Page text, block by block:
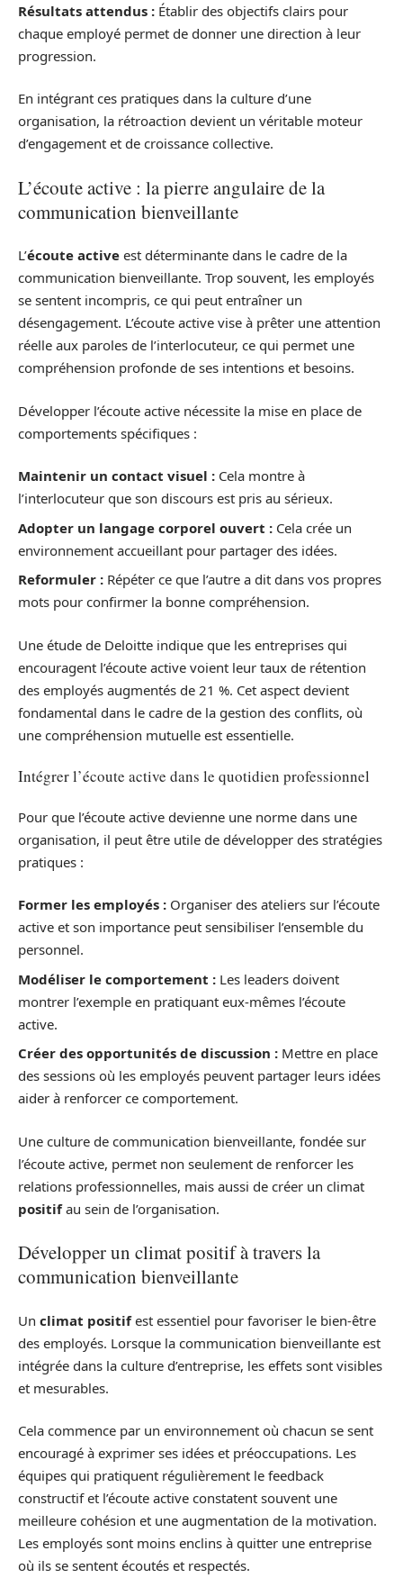
Résultats attendus : Établir des objectifs clairs pour
chaque employé permet de donner une direction à leur
progression.
En intégrant ces pratiques dans la culture d’une
organisation, la rétroaction devient un véritable moteur
d’engagement et de croissance collective.
L’écoute active : la pierre angulaire de la
communication bienveillante
L’écoute active est déterminante dans le cadre de la
communication bienveillante. Trop souvent, les employés
se sentent incompris, ce qui peut entraîner un
désengagement. L’écoute active vise à prêter une attention
réelle aux paroles de l’interlocuteur, ce qui permet une
compréhension profonde de ses intentions et besoins.
Développer l’écoute active nécessite la mise en place de
comportements spécifiques :
Maintenir un contact visuel : Cela montre à
l’interlocuteur que son discours est pris au sérieux.
Adopter un langage corporel ouvert : Cela crée un
environnement accueillant pour partager des idées.
Reformuler : Répéter ce que l’autre a dit dans vos propres
mots pour confirmer la bonne compréhension.
Une étude de Deloitte indique que les entreprises qui
encouragent l’écoute active voient leur taux de rétention
des employés augmentés de 21 %. Cet aspect devient
fondamental dans le cadre de la gestion des conflits, où
une compréhension mutuelle est essentielle.
Intégrer l’écoute active dans le quotidien professionnel
Pour que l’écoute active devienne une norme dans une
organisation, il peut être utile de développer des stratégies
pratiques :
Former les employés : Organiser des ateliers sur l’écoute
active et son importance peut sensibiliser l’ensemble du
personnel.
Modéliser le comportement : Les leaders doivent
montrer l’exemple en pratiquant eux-mêmes l’écoute
active.
Créer des opportunités de discussion : Mettre en place
des sessions où les employés peuvent partager leurs idées
aider à renforcer ce comportement.
Une culture de communication bienveillante, fondée sur
l’écoute active, permet non seulement de renforcer les
relations professionnelles, mais aussi de créer un climat
positifau sein de l’organisation.
Développer un climat positif à travers la
communication bienveillante
Un climat positifest essentiel pour favoriser le bien-être
des employés. Lorsque la communication bienveillante est
intégrée dans la culture d’entreprise, les effets sont visibles
et mesurables.
Cela commence par un environnement où chacun se sent
encouragé à exprimer ses idées et préoccupations. Les
équipes qui pratiquent régulièrement le feedback
constructif et l’écoute active constatent souvent une
meilleure cohésion et une augmentation de la motivation.
Les employés sont moins enclins à quitter une entreprise
où ils se sentent écoutés et respectés.